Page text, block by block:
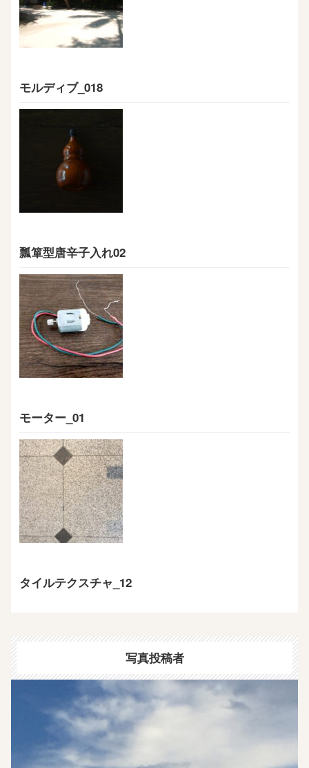
モルディブ_018
瓢箪型唐辛子入れ02
モーター_01
タイルテクスチャ_12
写真投稿者